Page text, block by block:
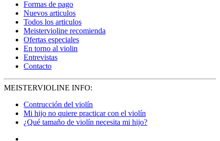
Formas de pago
Nuevos articulos
Todos los articulos
Meistervioline recomienda
Ofertas especiales
En torno al violin
Entrevistas
Contacto
MEISTERVIOLINE INFO:
Contrucción del violín
Mi hijo no quiere practicar con el violín
¿Qué tamaño de violín necesita mi hijo?